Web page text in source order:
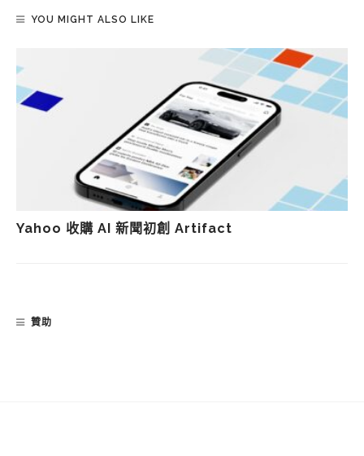
YOU MIGHT ALSO LIKE
Yahoo 收購 AI 新聞初創 Artifact
贊助